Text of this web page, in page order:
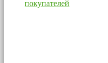
покупателей